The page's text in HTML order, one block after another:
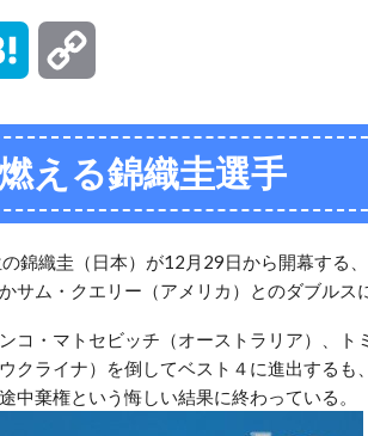
Hatena
える錦織圭選手
錦織圭（日本）が12月29日から開幕する
サム・クエリー（アメリカ）とのダブルス
コ・マトセビッチ（オーストラリア）、ト
クライナ）を倒してベスト４に進出するも
中棄権という悔しい結果に終わっている。